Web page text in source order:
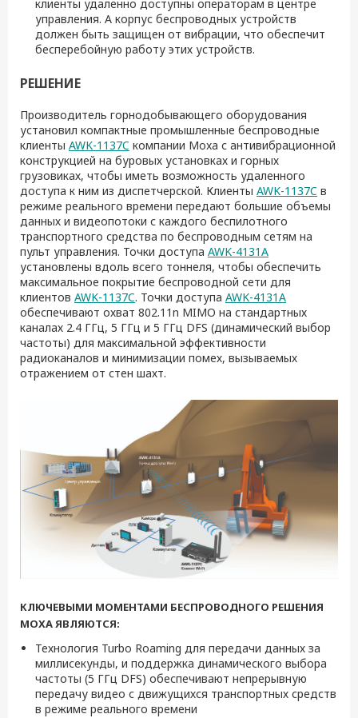
клиенты удаленно доступны операторам в центре
управления. А корпус беспроводных устройств
должен быть защищен от вибрации, что обеспечит
бесперебойную работу этих устройств.
РЕШЕНИЕ
Производитель горнодобывающего оборудования
установил компактные промышленные беспроводные
клиенты AWK-1137C компании Moxa с антивибрационной
конструкцией на буровых установках и горных
грузовиках, чтобы иметь возможность удаленного
доступа к ним из диспетчерской. Клиенты AWK-1137C в
режиме реального времени передают большие объемы
данных и видеопотоки с каждого беспилотного
транспортного средства по беспроводным сетям на
пульт управления. Точки доступа AWK-4131A
установлены вдоль всего тоннеля, чтобы обеспечить
максимальное покрытие беспроводной сети для
клиентов AWK-1137C. Точки доступа AWK-4131A
обеспечивают охват 802.11n MIMO на стандартных
каналах 2.4 ГГц, 5 ГГц и 5 ГГц DFS (динамический выбор
частоты) для максимальной эффективности
радиоканалов и минимизации помех, вызываемых
отражением от стен шахт.
КЛЮЧЕВЫМИ МОМЕНТАМИ БЕСПРОВОДНОГО РЕШЕНИЯ
MOXA ЯВЛЯЮТСЯ:
Технология Turbo Roaming для передачи данных за
миллисекунды, и поддержка динамического выбора
частоты (5 ГГц DFS) обеспечивают непрерывную
передачу видео с движущихся транспортных средств
в режиме реального времени